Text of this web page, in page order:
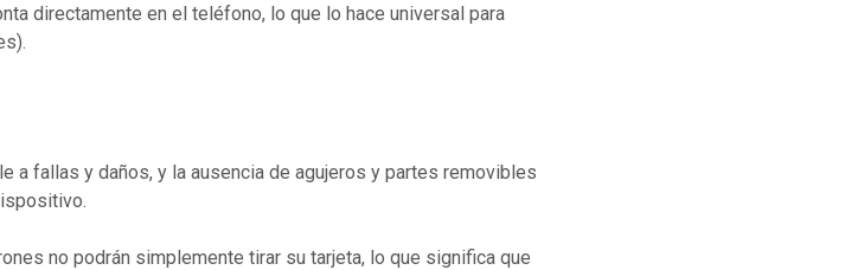
directamente en el teléfono, lo que lo hace universal para
a fallas y daños, y la ausencia de agujeros y partes removibles
no podrán simplemente tirar su tarjeta, lo que significa que